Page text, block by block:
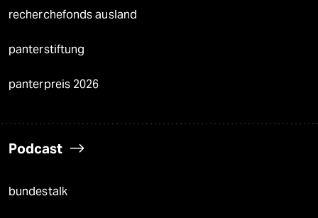
recherchefonds ausland
panterstiftung
panterpreis 2026
Podcast
bundestalk